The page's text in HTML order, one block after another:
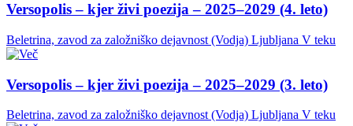
Versopolis – kjer živi poezija – 2025–2029 (4. leto)
Beletrina, zavod za založniško dejavnost (Vodja) Ljubljana V teku
Versopolis – kjer živi poezija – 2025–2029 (3. leto)
Beletrina, zavod za založniško dejavnost (Vodja) Ljubljana V teku